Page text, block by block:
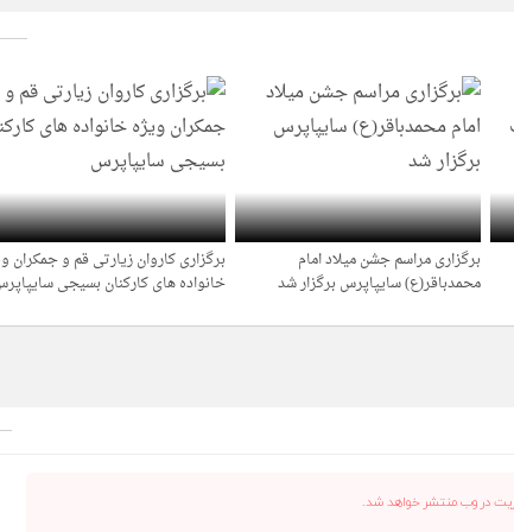
1 سال قبل
برگزاری مراسم جشن میلاد امام
محمدباقر(ع) سایپاپرس برگزار شد
1 سال قبل
برگزاری کاروان زیارتی قم و جمکران
خانواده های کارکنان بسیجی
در وب منتشر خواهد شد.